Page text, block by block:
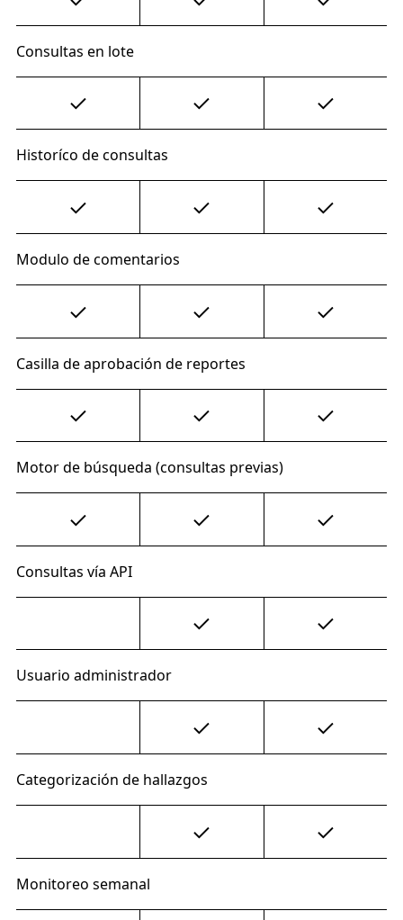
Consultas en lote
Historíco de consultas
Modulo de comentarios
Casilla de aprobación de reportes
Motor de búsqueda (consultas previas)
Consultas vía API
Usuario administrador
Categorización de hallazgos
Monitoreo semanal